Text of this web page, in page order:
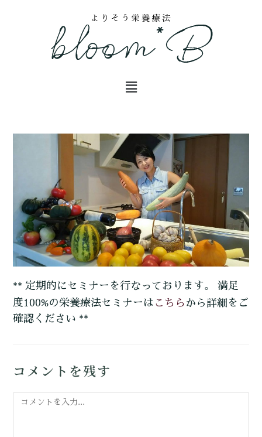
** 定期的にセミナーを行なっております。 満足
度100%の栄養療法セミナーは こちら から詳細をご
確認ください **
コメントを残す